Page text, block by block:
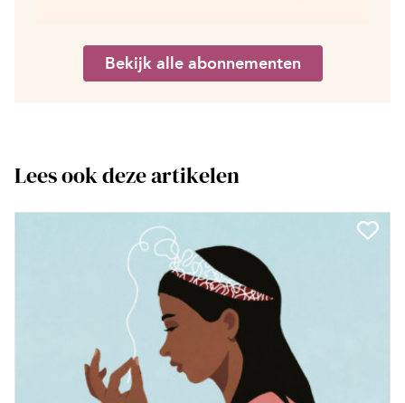
Bekijk alle abonnementen
Lees ook deze artikelen